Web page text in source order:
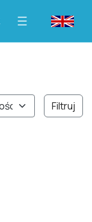
Filtruj